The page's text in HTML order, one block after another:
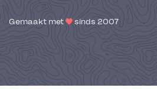
Gemaakt met sinds 2007